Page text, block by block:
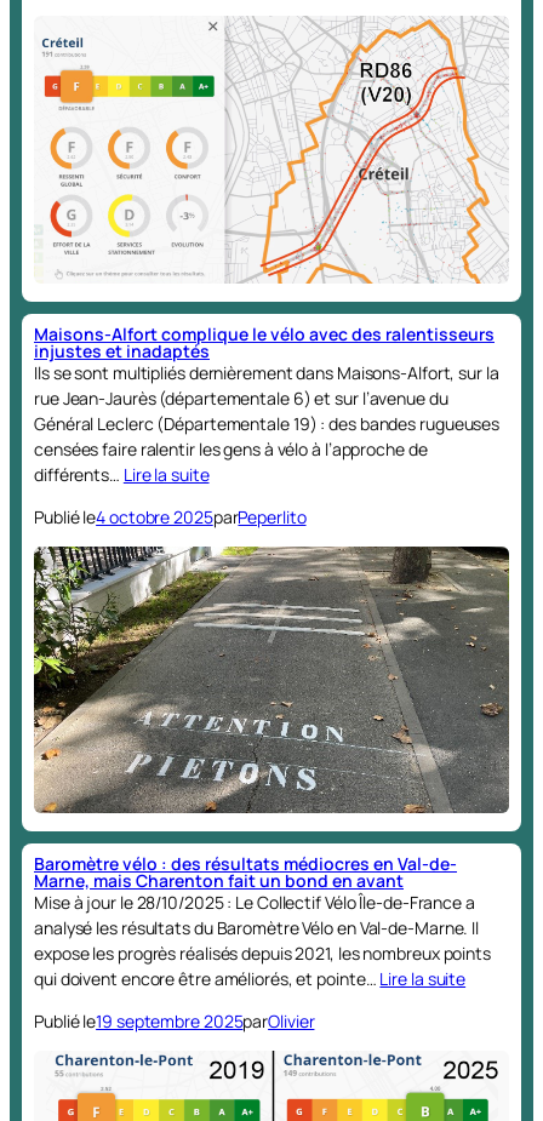
Maisons-Alfort complique le vélo avec des ralentisseurs
injustes et inadaptés
Ils se sont multipliés dernièrement dans Maisons-Alfort, sur la
rue Jean-Jaurès (départementale 6) et sur l’avenue du
Général Leclerc (Départementale 19) : des bandes rugueuses
censées faire ralentir les gens à vélo à l’approche de
différents… Lire la suite
Publié le4 octobre 2025parPeperlito
Baromètre vélo : des résultats médiocres en Val-de-
Marne, mais Charenton fait un bond en avant
Mise à jour le 28/10/2025 : ‪Le Collectif Vélo Île-de-France a
analysé les résultats du Baromètre Vélo en Val-de-Marne. Il
expose les progrès réalisés depuis 2021, les nombreux points
qui doivent encore être améliorés, et pointe… Lire la suite
Publié le19 septembre 2025parOlivier